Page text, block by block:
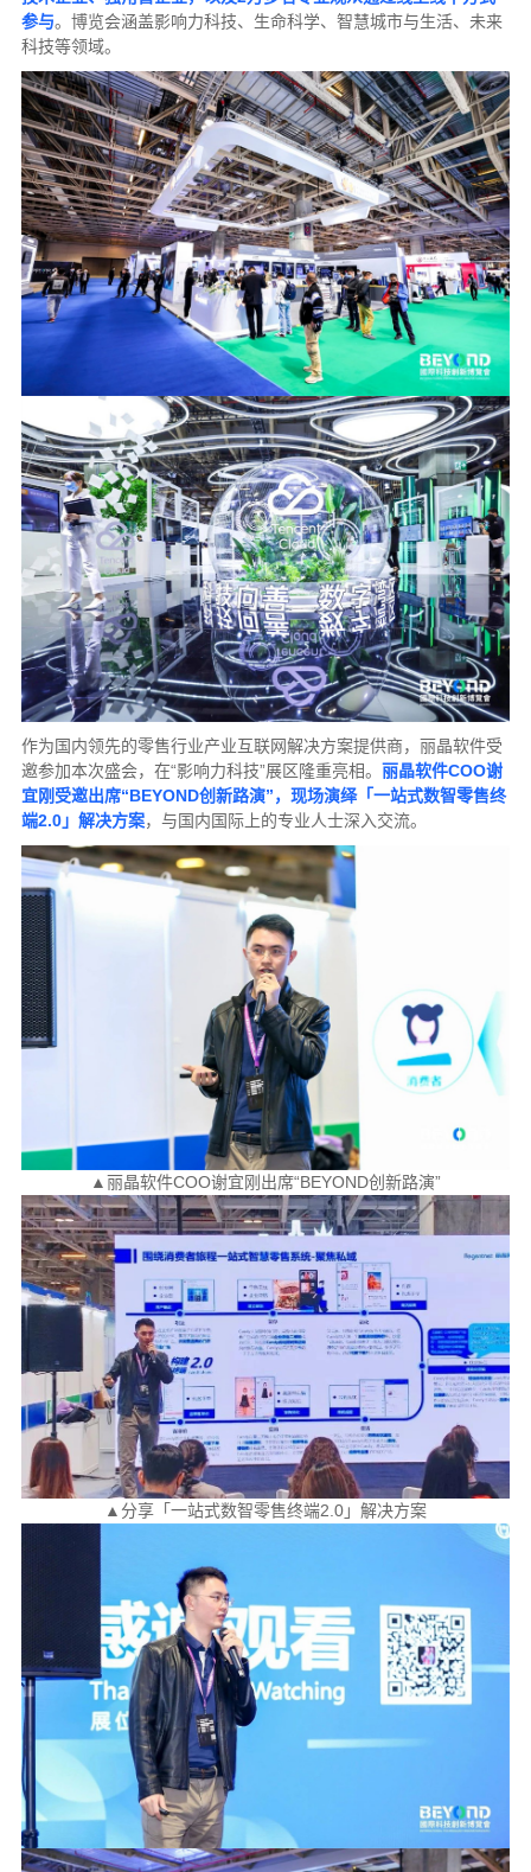
参与。博览会涵盖影响力科技、生命科学、智慧城市与生活、未来
科技等领域。
作为国内领先的零售行业产业互联网解决方案提供商，丽晶软件受
邀参加本次盛会，在“影响力科技”展区隆重亮相。 丽晶软件COO谢
宜刚受邀出席“BEYOND创新路演”，现场演绎「一站式数智零售终
端2.0」解决方案，与国内国际上的专业人士深入交流。
▲丽晶软件COO谢宜刚出席“BEYOND创新路演”
▲分享「一站式数智零售终端2.0」解决方案